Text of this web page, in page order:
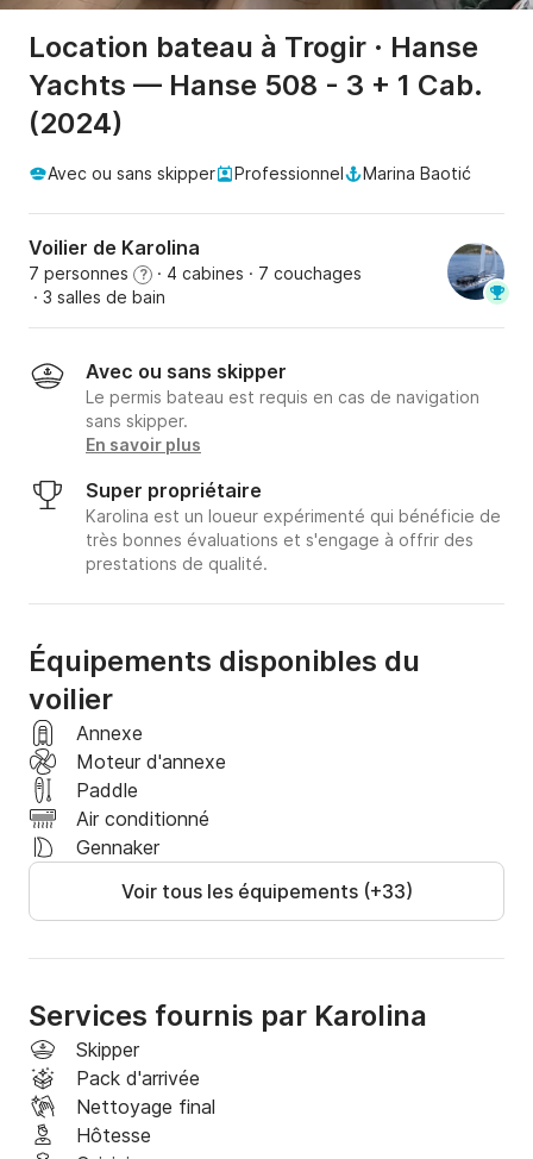
Location bateau à Trogir · Hanse
Yachts — Hanse 508 - 3 + 1 Cab.
(2024)
Avec ou sans skipper Professionnel Marina Baotić
Voilier de Karolina
7 personnes ? · 4 cabines · 7 couchages
· 3 salles de bain
Avec ou sans skipper
Le permis bateau est requis en cas de navigation
sans skipper.
En savoir plus
Super propriétaire
Karolina est un loueur expérimenté qui bénéficie de
très bonnes évaluations et s'engage à offrir des
prestations de qualité.
Équipements disponibles du
voilier
Annexe
Moteur d'annexe
Paddle
Air conditionné
Gennaker
Voir tous les équipements (+33)
Services fournis par Karolina
Skipper
Pack d'arrivée
Nettoyage final
Hôtesse